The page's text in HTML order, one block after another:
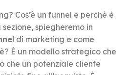
Cos’è un funnel e perchè è
spiegheremo in
di marketing e come
È un modello strategico che
che un potenziale cliente